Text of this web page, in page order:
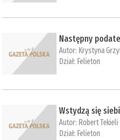
Następny
Autor: Krystyna
Dział: Felieton
Wstydzą się
Autor: Robert Tekieli
Dział: Felieton